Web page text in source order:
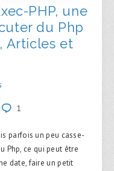
PHP, une
du Php
Articles et
1
parfois un peu casse-
Php, ce qui peut être
date, faire un petit